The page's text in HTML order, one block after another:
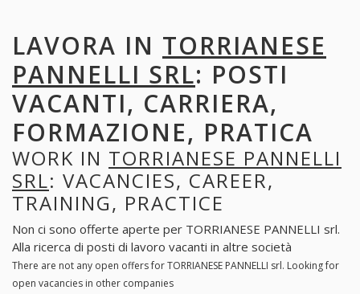
LAVORA IN TORRIANESE
PANNELLI SRL: POSTI
VACANTI, CARRIERA,
FORMAZIONE, PRATICA
WORK IN TORRIANESE PANNELLI
SRL: VACANCIES, CAREER,
TRAINING, PRACTICE
Non ci sono offerte aperte per TORRIANESE PANNELLI srl.
Alla ricerca di posti di lavoro vacanti in altre società
There are not any open offers for TORRIANESE PANNELLI srl. Looking for
open vacancies in other companies